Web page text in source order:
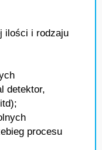
ilości i rodzaju
detektor,
procesu